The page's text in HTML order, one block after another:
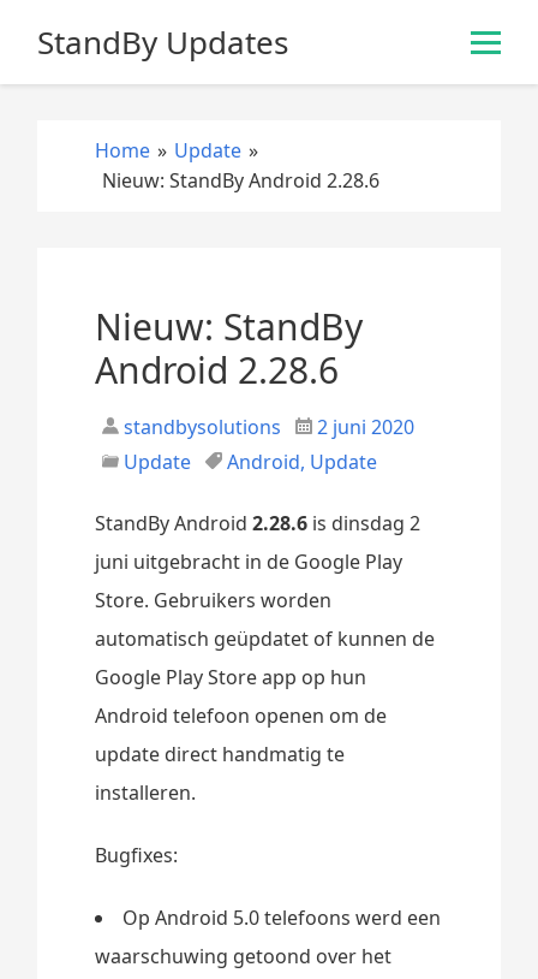
StandBy Updates
Home » Update »
Nieuw: StandBy Android 2.28.6
Nieuw: StandBy
Android 2.28.6
standbysolutions
2 juni 2020
Update
Android, Update
StandBy Android2.28.6 is dinsdag 2
juni uitgebracht in de Google Play
Store. Gebruikers worden
automatisch geüpdatet of kunnen de
Google Play Store app op hun
Android telefoon openen om de
update direct handmatig te
installeren.
Bugfixes:
Op Android 5.0 telefoons werd een
waarschuwing getoond over het